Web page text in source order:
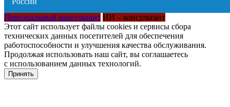
Персональный консультант ИИ – консультант
Этот сайт использует файлы cookies и сервисы сбора
технических данных посетителей для обеспечения
работоспособности и улучшения качества обслуживания.
Продолжая использовать наш сайт, вы соглашаетесь
с использованием данных технологий.
Принять